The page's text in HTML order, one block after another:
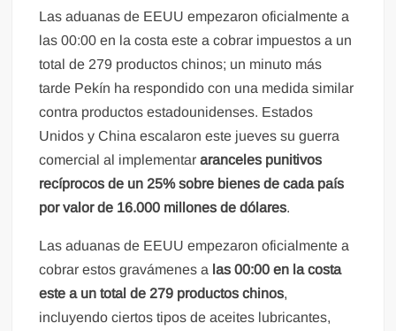
Las aduanas de EEUU empezaron oficialmente a
las 00:00 en la costa este a cobrar impuestos a un
total de 279 productos chinos; un minuto más
tarde Pekín ha respondido con una medida similar
contra productos estadounidenses. Estados
Unidos y China escalaron este jueves su guerra
comercial al implementararanceles punitivos
recíprocos de un 25% sobre bienes de cada país
por valor de 16.000 millones de dólares.
Las aduanas de EEUU empezaron oficialmente a
cobrar estos gravámenes a las 00:00 en la costa
este a un total de 279 productos chinos,
incluyendo ciertos tipos de aceites lubricantes,